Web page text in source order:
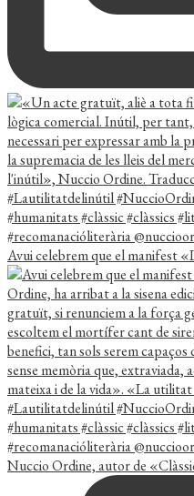
Avui celebrem que el manifest
Nuccio Ordine, autor de